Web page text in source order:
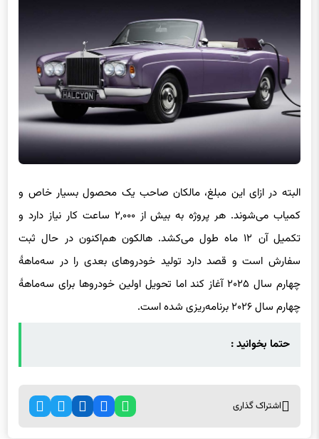
البته در ازای این مبلغ، مالکان صاحب یک محصول بسیار خاص و
کمیاب می‌شوند. هر پروژه به بیش از ۲,۰۰۰ ساعت کار نیاز دارد و
تکمیل آن ۱۲ ماه طول می‌کشد. هالکون هم‌اکنون در حال ثبت
سفارش است و قصد دارد تولید خودروهای بعدی را در سه‌ماههٔ
چهارم سال ۲۰۲۵ آغاز کند اما تحویل اولین خودروها برای سه‌ماههٔ
چهارم سال ۲۰۲۶ برنامه‌ریزی شده است.
حتما بخوانید :
اشتراک گذاری